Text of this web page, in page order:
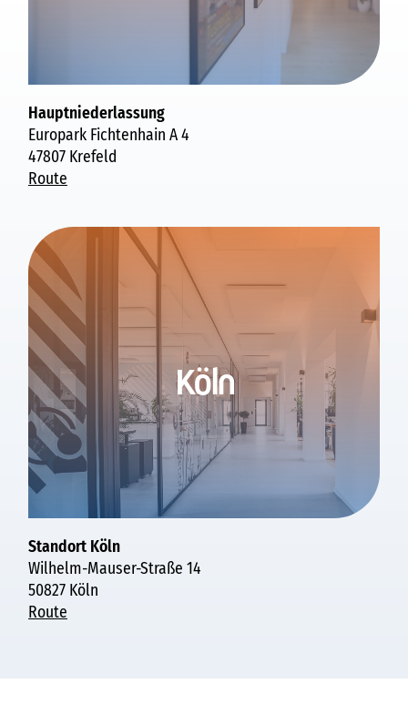
Hauptniederlassung
Europark Fichtenhain A 4
47807 Krefeld
Route
Köln
Standort Köln​
Wilhelm-Mauser-Straße 14​
50827 Köln
Route